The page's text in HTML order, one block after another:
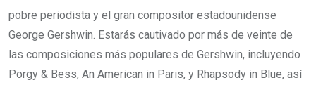
pobre periodista y el gran compositor estadounidense
George Gershwin. Estarás cautivado por más de veinte de
las composiciones más populares de Gershwin, incluyendo
Porgy & Bess, An American in Paris, y Rhapsody in Blue, así